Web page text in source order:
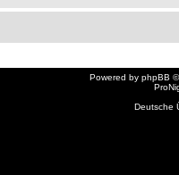
Powered by phpBB
Deutsche